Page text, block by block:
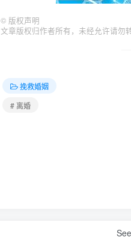
© 版权声明
文章版权归作者所有，未经允许请勿
挽救婚姻
# 离婚